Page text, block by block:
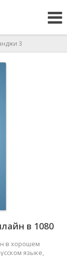
3
в 1080
в хорошем
языке,